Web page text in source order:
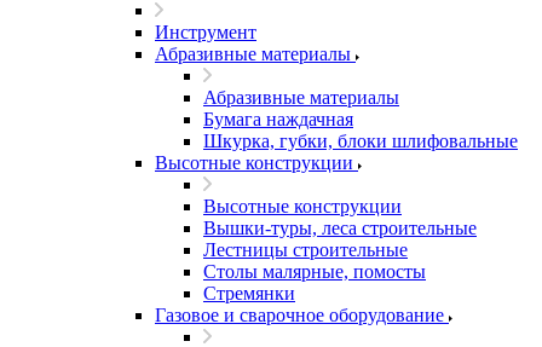
Инструмент
Абразивные материалы
Абразивные материалы
Бумага наждачная
Шкурка, губки, блоки шлифовальные
Высотные конструкции
Высотные конструкции
Вышки-туры, леса строительные
Лестницы строительные
Столы малярные, помосты
Стремянки
Газовое и сварочное оборудование